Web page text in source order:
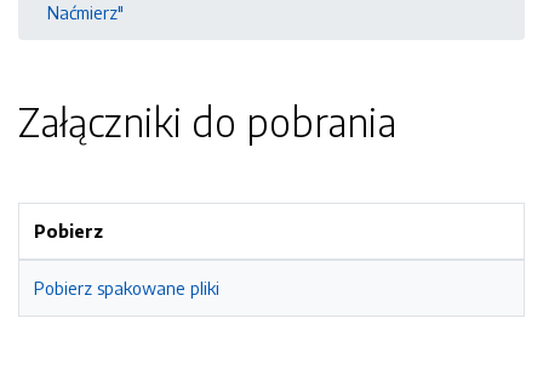
Naćmierz"
Załączniki do pobrania
Pobierz
Pobierz spakowane pliki